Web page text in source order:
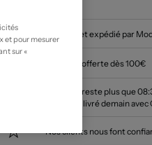
En stock et expédié par
Livraison offerte dès 100€
Il ne vous reste plus que
pour être livré demain
Nos clients nous font
et pour mesurer
sur «